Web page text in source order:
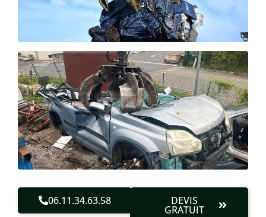
06.11.34.63.58 DEVIS
GRATUIT